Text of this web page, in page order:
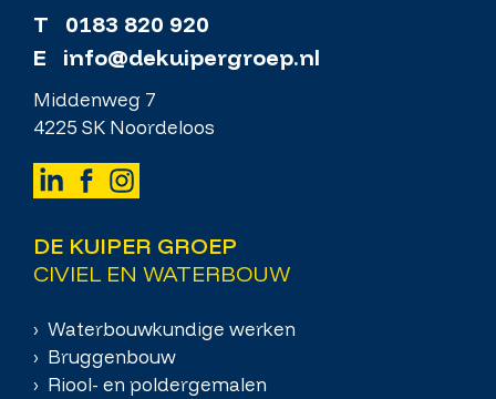
T 0183 820 920
E info@dekuipergroep.nl
Middenweg 7
4225 SK Noordeloos
DE KUIPER GROEP
CIVIEL EN WATERBOUW
› Waterbouwkundige werken
› Bruggenbouw
› Riool- en poldergemalen